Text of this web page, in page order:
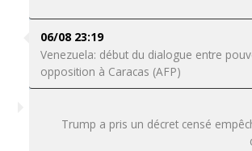
06/08 23:19
Venezuela: début du dialogue entre
opposition à Caracas (AFP)
Trump a pris un décret censé